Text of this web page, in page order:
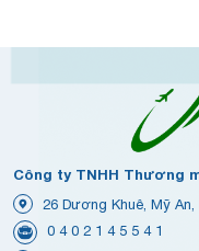
Công ty TNHH Thương
26 Dương Khuê, Mỹ
0 4 0 2 1 4 5 5 4 1